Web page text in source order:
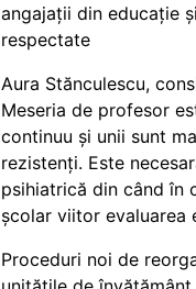
angajații din educație
respectate
Aura Stănculescu,
Meseria de profesor
continuu și unii sunt
rezistenți. Este
psihiatrică din când în
școlar viitor evaluarea
Proceduri noi de